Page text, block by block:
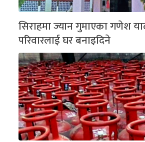
सिराहमा ज्यान गुमाएका गणेश
परिवारलाई घर बनाइदिने